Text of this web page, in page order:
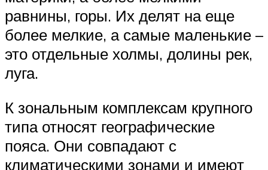
равнины, горы. Их делят на еще
более мелкие, а самые маленькие –
это отдельные холмы, долины рек,
луга.
К зональным комплексам крупного
типа относят географические
пояса. Они совпадают с
климатическими зонами и имеют